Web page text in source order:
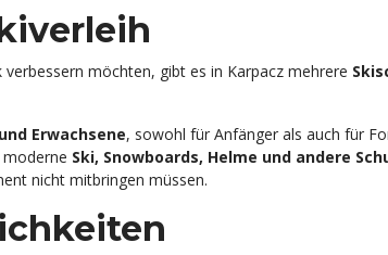
möchten, gibt es in Karpacz mehrere
Erwachsene, sowohl für Anfänger als auch für
Ski, Snowboards, Helme und andere
nicht mitbringen müssen.